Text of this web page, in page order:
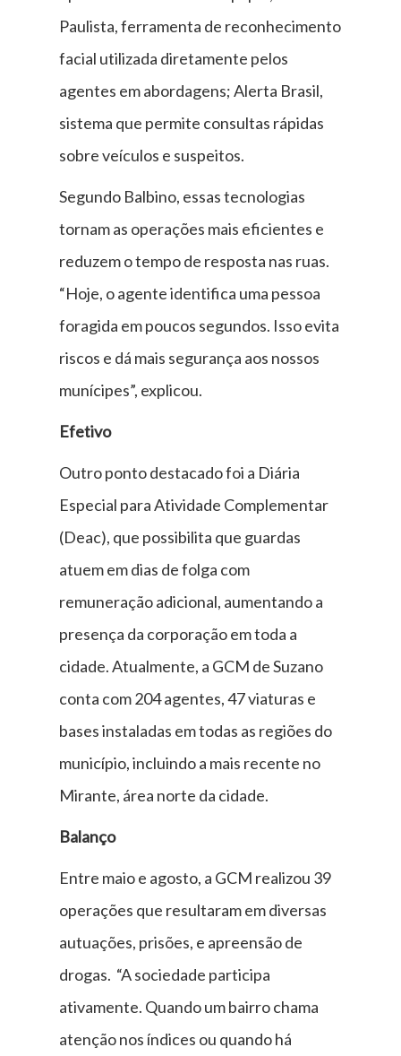
Paulista, ferramenta de reconhecimento
facial utilizada diretamente pelos
agentes em abordagens; Alerta Brasil,
sistema que permite consultas rápidas
sobre veículos e suspeitos.
Segundo Balbino, essas tecnologias
tornam as operações mais eficientes e
reduzem o tempo de resposta nas ruas.
“Hoje, o agente identifica uma pessoa
foragida em poucos segundos. Isso evita
riscos e dá mais segurança aos nossos
munícipes”, explicou.
Efetivo
Outro ponto destacado foi a Diária
Especial para Atividade Complementar
(Deac), que possibilita que guardas
atuem em dias de folga com
remuneração adicional, aumentando a
presença da corporação em toda a
cidade. Atualmente, a GCM de Suzano
conta com 204 agentes, 47 viaturas e
bases instaladas em todas as regiões do
município, incluindo a mais recente no
Mirante, área norte da cidade.
Balanço
Entre maio e agosto, a GCM realizou 39
operações que resultaram em diversas
autuações, prisões, e apreensão de
drogas. “A sociedade participa
ativamente. Quando um bairro chama
atenção nos índices ou quando há